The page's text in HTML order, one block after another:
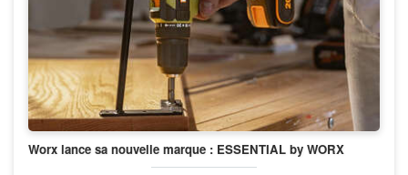
Worx lance sa nouvelle marque : ESSENTIAL by WORX